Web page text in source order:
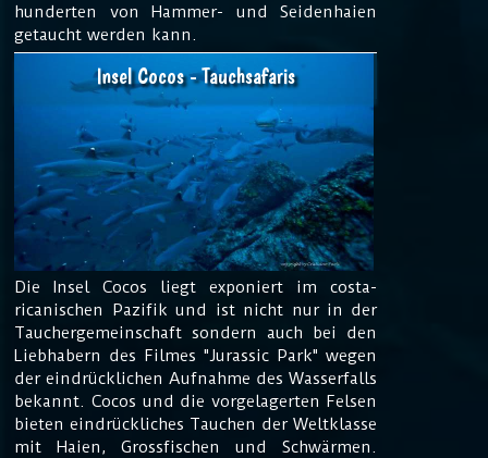
hunderten von Hammer- und Seidenhaien
getaucht werden kann.
Insel Cocos - Tauchsafaris
Die Insel Cocos liegt exponiert im costa-
ricanischen Pazifik und ist nicht nur in der
Tauchergemeinschaft sondern auch bei den
Liebhabern des Filmes "Jurassic Park" wegen
der eindrücklichen Aufnahme des Wasserfalls
bekannt. Cocos und die vorgelagerten Felsen
bieten eindrückliches Tauchen der Weltklasse
mit Haien, Grossfischen und Schwärmen.